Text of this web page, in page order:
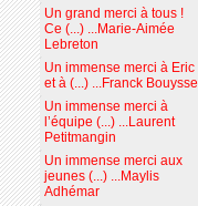
Un grand merci à tous !
Ce (...) ...Marie-Aimée
Lebreton
Un immense merci à Eric
et à (...) ...Franck Bouysse
Un immense merci à
l’équipe (...) ...Laurent
Petitmangin
Un immense merci aux
jeunes (...) ...Maylis
Adhémar